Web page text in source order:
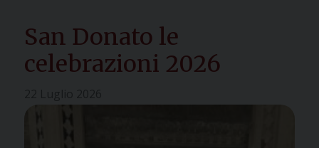
San Donato le
celebrazioni 2026